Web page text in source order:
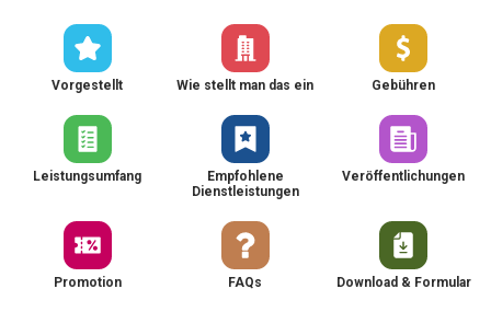
Vorgestellt Wie stellt man das ein Gebühren
Leistungsumfang
Empfohlene
Dienstleistungen
Veröffentlichungen
Promotion FAQs Download & Formular